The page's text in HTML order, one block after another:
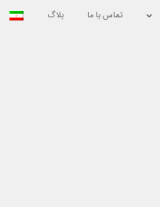
تماس با ما بلاگ